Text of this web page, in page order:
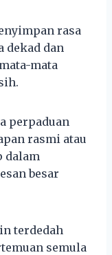
rasa
dekad dan
mata
perpaduan
rasmi atau
dalam
besar
terdedah
semula